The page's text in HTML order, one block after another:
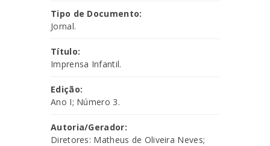
Tipo de Documento:
Jornal.
Título:
Imprensa Infantil.
Edição:
Ano I; Número 3.
Autoria/Gerador:
Diretores: Matheus de Oliveira Neves;